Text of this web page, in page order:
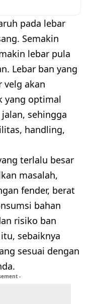
pada lebar
Semakin
lebar pula
Lebar ban yang
velg akan
yang optimal
sehingga
handling,
terlalu besar
masalah,
fender, berat
bahan
risiko ban
sebaiknya
sesuai dengan
-